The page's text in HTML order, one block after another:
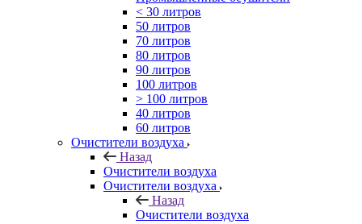
< 30 литров
50 литров
70 литров
80 литров
90 литров
100 литров
> 100 литров
40 литров
60 литров
Очистители воздуха
Назад
Очистители воздуха
Очистители воздуха
Назад
Очистители воздуха